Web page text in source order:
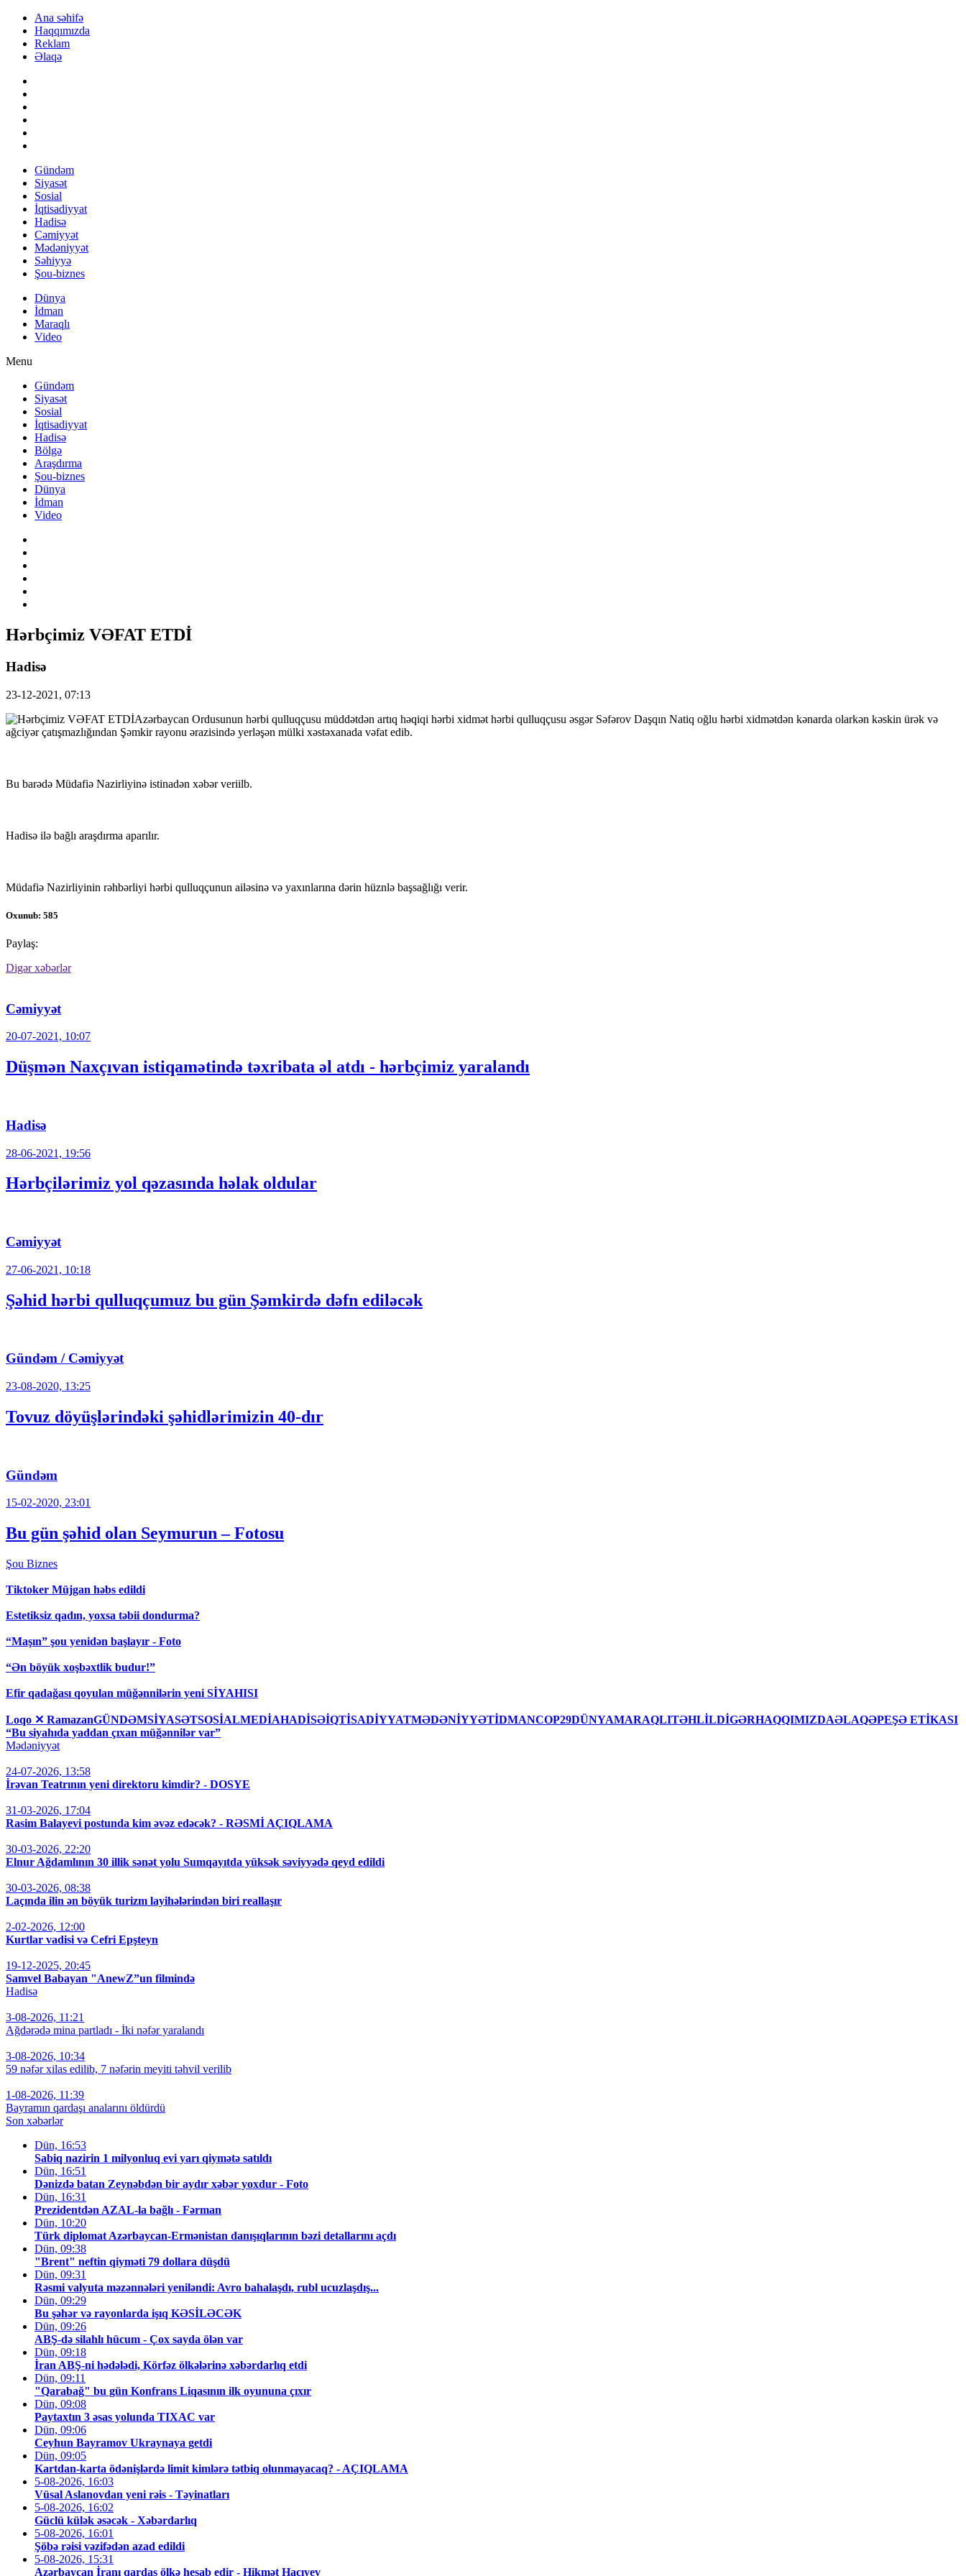
Ana səhifə
Haqqımızda
Reklam
Əlaqə
Gündəm
Siyasət
Sosial
İqtisadiyyat
Hadisə
Cəmiyyət
Mədəniyyət
Səhiyyə
Şou-biznes
Dünya
İdman
Maraqlı
Video
Menu
Gündəm
Siyasət
Sosial
İqtisadiyyat
Hadisə
Bölgə
Araşdırma
Şou-biznes
Dünya
İdman
Video
Hərbçimiz VƏFAT ETDİ
Hadisə
23-12-2021, 07:13
Azərbaycan Ordusunun hərbi qulluqçusu müddətdən artıq həqiqi hərbi xidmət hərbi qulluqçusu əsgər Səfərov Daşqın Natiq oğlu hərbi xidmətdən kənarda olarkən kəskin ürək və
ağciyər çatışmazlığından Şəmkir rayonu ərazisində yerləşən mülki xəstəxanada vəfat edib.
Bu barədə Müdafiə Nazirliyinə istinadən xəbər veriilb.
Hadisə ilə bağlı araşdırma aparılır.
Müdafiə Nazirliyinin rəhbərliyi hərbi qulluqçunun ailəsinə və yaxınlarına dərin hüznlə başsağlığı verir.
Oxunub: 585
Paylaş:
Digər xəbərlər
Cəmiyyət
20-07-2021, 10:07
Düşmən Naxçıvan istiqamətində təxribata əl atdı - hərbçimiz yaralandı
Hadisə
28-06-2021, 19:56
Hərbçilərimiz yol qəzasında həlak oldular
Cəmiyyət
27-06-2021, 10:18
Şəhid hərbi qulluqçumuz bu gün Şəmkirdə dəfn ediləcək
Gündəm / Cəmiyyət
23-08-2020, 13:25
Tovuz döyüşlərindəki şəhidlərimizin 40-dır
Gündəm
15-02-2020, 23:01
Bu gün şəhid olan Seymurun – Fotosu
Şou Biznes
Tiktoker Müjgan həbs edildi
Estetiksiz qadın, yoxsa təbii dondurma?
“Maşın” şou yenidən başlayır - Foto
“Ən böyük xoşbəxtlik budur!”
Efir qadağası qoyulan müğənnilərin yeni SİYAHISI
Loqo ✕ RamazanGÜNDƏMSİYASƏTSOSİALMEDİAHADİSƏİQTİSADİYYATMƏDƏNİYYƏTİDMANCOP29DÜNYAMARAQLITƏHLİLDİGƏRHAQQIMIZDAƏLAQƏPEŞƏ ETİKASI
“Bu siyahıda yaddan çıxan müğənnilər var”
Mədəniyyət
24-07-2026, 13:58
İrəvan Teatrının yeni direktoru kimdir? - DOSYE
31-03-2026, 17:04
Rasim Balayevi postunda kim əvəz edəcək? - RƏSMİ AÇIQLAMA
30-03-2026, 22:20
Elnur Ağdamlının 30 illik sənət yolu Sumqayıtda yüksək səviyyədə qeyd edildi
30-03-2026, 08:38
Laçında ilin ən böyük turizm layihələrindən biri reallaşır
2-02-2026, 12:00
Kurtlar vadisi və Cefri Epşteyn
19-12-2025, 20:45
Samvel Babayan "AnewZ”un filmində
Hadisə
3-08-2026, 11:21
Ağdərədə mina partladı - İki nəfər yaralandı
3-08-2026, 10:34
59 nəfər xilas edilib, 7 nəfərin meyiti təhvil verilib
1-08-2026, 11:39
Bayramın qardaşı analarını öldürdü
Son xəbərlər
Dün, 16:53
Sabiq nazirin 1 milyonluq evi yarı qiymətə satıldı
Dün, 16:51
Dənizdə batan Zeynəbdən bir aydır xəbər yoxdur - Foto
Dün, 16:31
Prezidentdən AZAL-la bağlı - Fərman
Dün, 10:20
Türk diplomat Azərbaycan-Ermənistan danışıqlarının bəzi detallarını açdı
Dün, 09:38
"Brent" neftin qiyməti 79 dollara düşdü
Dün, 09:31
Rəsmi valyuta məzənnələri yeniləndi: Avro bahalaşdı, rubl ucuzlaşdış...
Dün, 09:29
Bu şəhər və rayonlarda işıq KƏSİLƏCƏK
Dün, 09:26
ABŞ-də silahlı hücum - Çox sayda ölən var
Dün, 09:18
İran ABŞ-ni hədələdi, Körfəz ölkələrinə xəbərdarlıq etdi
Dün, 09:11
"Qarabağ" bu gün Konfrans Liqasının ilk oyununa çıxır
Dün, 09:08
Paytaxtın 3 əsas yolunda TIXAC var
Dün, 09:06
Ceyhun Bayramov Ukraynaya getdi
Dün, 09:05
Kartdan-karta ödənişlərdə limit kimlərə tətbiq olunmayacaq? - AÇIQLAMA
5-08-2026, 16:03
Vüsal Aslanovdan yeni rəis - Təyinatları
5-08-2026, 16:02
Güclü külək əsəcək - Xəbərdarlıq
5-08-2026, 16:01
Şöbə rəisi vəzifədən azad edildi
5-08-2026, 15:31
Azərbaycan İranı qardaş ölkə hesab edir - Hikmət Hacıyev